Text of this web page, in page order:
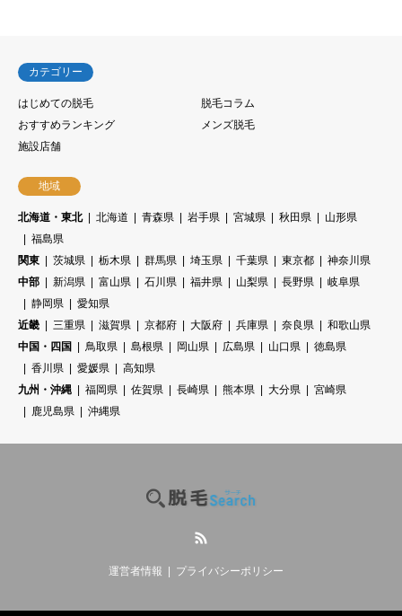
カテゴリー
はじめての脱毛
脱毛コラム
おすすめランキング
メンズ脱毛
施設店舗
地域
北海道・東北 北海道 青森県 岩手県 宮城県 秋田県
山形県
福島県
関東
茨城県 栃木県 群馬県 埼玉県 千葉県 東京都
神奈川県
中部
新潟県 富山県 石川県 福井県 山梨県 長野県
岐阜県
静岡県
愛知県
近畿
三重県 滋賀県 京都府 大阪府 兵庫県 奈良県
和歌山県
中国・四国
鳥取県 島根県 岡山県 広島県 山口県
徳島県
香川県
愛媛県
高知県
九州・沖縄
福岡県 佐賀県 長崎県 熊本県 大分県
宮崎県
鹿児島県
沖縄県
運営者情報 プライバシーポリシー